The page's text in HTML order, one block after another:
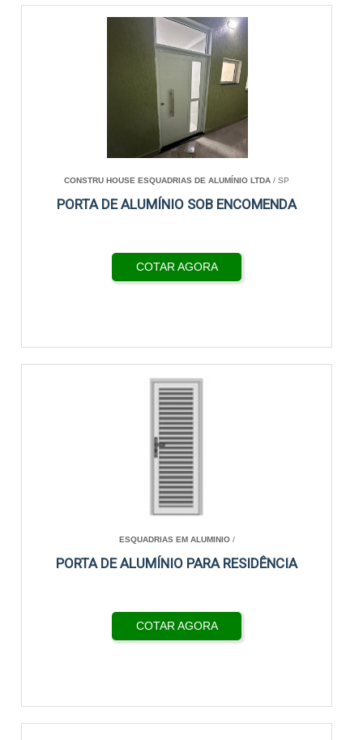
CONSTRU HOUSE ESQUADRIAS DE ALUMÍNIO LTDA / SP
PORTA DE ALUMÍNIO SOB ENCOMENDA
COTAR AGORA
ESQUADRIAS EM ALUMINIO/
PORTA DE ALUMÍNIO PARA RESIDÊNCIA
COTAR AGORA